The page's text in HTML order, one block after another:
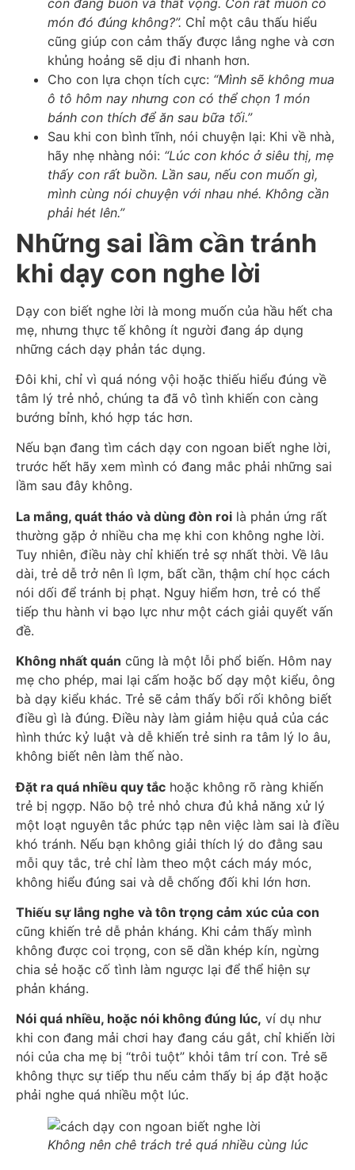
món đó đúng không?”. Chỉ một câu thấu hiểu
cũng giúp con cảm thấy được lắng nghe và cơn
khủng hoảng sẽ dịu đi nhanh hơn.
Cho con lựa chọn tích cực: “Mình sẽ không mua
ô tô hôm nay nhưng con có thể chọn 1 món
bánh con thích để ăn sau bữa tối.”
Sau khi con bình tĩnh, nói chuyện lại: Khi về nhà,
hãy nhẹ nhàng nói: “Lúc con khóc ở siêu thị, mẹ
thấy con rất buồn. Lần sau, nếu con muốn gì,
mình cùng nói chuyện với nhau nhé. Không cần
phải hét lên.”
Những sai lầm cần tránh
khi dạy con nghe lời
Dạy con biết nghe lời là mong muốn của hầu hết cha
mẹ, nhưng thực tế không ít người đang áp dụng
những cách dạy phản tác dụng.
Đôi khi, chỉ vì quá nóng vội hoặc thiếu hiểu đúng về
tâm lý trẻ nhỏ, chúng ta đã vô tình khiến con càng
bướng bỉnh, khó hợp tác hơn.
Nếu bạn đang tìm cách dạy con ngoan biết nghe lời,
trước hết hãy xem mình có đang mắc phải những sai
lầm sau đây không.
La mắng, quát tháo và dùng đòn roi là phản ứng rất
thường gặp ở nhiều cha mẹ khi con không nghe lời.
Tuy nhiên, điều này chỉ khiến trẻ sợ nhất thời. Về lâu
dài, trẻ dễ trở nên lì lợm, bất cần, thậm chí học cách
nói dối để tránh bị phạt. Nguy hiểm hơn, trẻ có thể
tiếp thu hành vi bạo lực như một cách giải quyết vấn
đề.
Không nhất quán cũng là một lỗi phổ biến. Hôm nay
mẹ cho phép, mai lại cấm hoặc bố dạy một kiểu, ông
bà dạy kiểu khác. Trẻ sẽ cảm thấy bối rối không biết
điều gì là đúng. Điều này làm giảm hiệu quả của các
hình thức kỷ luật và dễ khiến trẻ sinh ra tâm lý lo âu,
không biết nên làm thế nào.
Đặt ra quá nhiều quy tắc hoặc không rõ ràng khiến
trẻ bị ngợp. Não bộ trẻ nhỏ chưa đủ khả năng xử lý
một loạt nguyên tắc phức tạp nên việc làm sai là điều
khó tránh. Nếu bạn không giải thích lý do đằng sau
mỗi quy tắc, trẻ chỉ làm theo một cách máy móc,
không hiểu đúng sai và dễ chống đối khi lớn hơn.
Thiếu sự lắng nghe và tôn trọng cảm xúc của con
cũng khiến trẻ dễ phản kháng. Khi cảm thấy mình
không được coi trọng, con sẽ dần khép kín, ngừng
chia sẻ hoặc cố tình làm ngược lại để thể hiện sự
phản kháng.
Nói quá nhiều, hoặc nói không đúng lúc, ví dụ như
khi con đang mải chơi hay đang cáu gắt, chỉ khiến lời
nói của cha mẹ bị “trôi tuột” khỏi tâm trí con. Trẻ sẽ
không thực sự tiếp thu nếu cảm thấy bị áp đặt hoặc
phải nghe quá nhiều một lúc.
Không nên chê trách trẻ quá nhiều cùng lúc